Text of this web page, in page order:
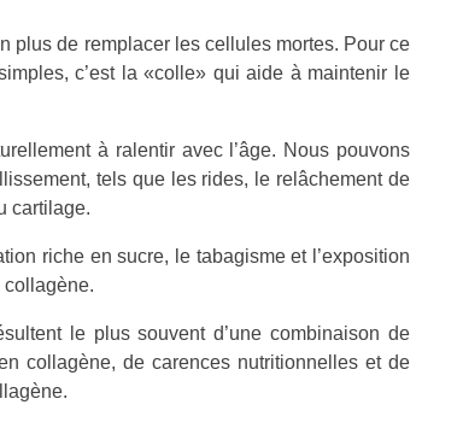
plus de remplacer les cellules mortes. Pour ce
c’est la «colle» qui aide à maintenir le
à ralentir avec l’âge. Nous pouvons
tels que les rides, le relâchement de
cartilage.
riche en sucre, le tabagisme et l’exposition
collagène.
le plus souvent d’une combinaison de
collagène, de carences nutritionnelles et de